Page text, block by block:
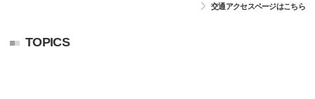
交通アクセスページはこちら
TOPICS